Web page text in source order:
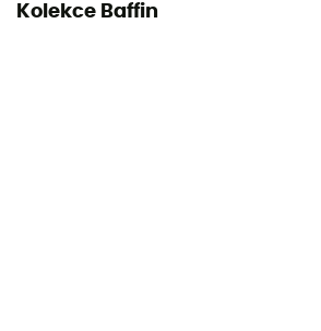
Kolekce Baffin